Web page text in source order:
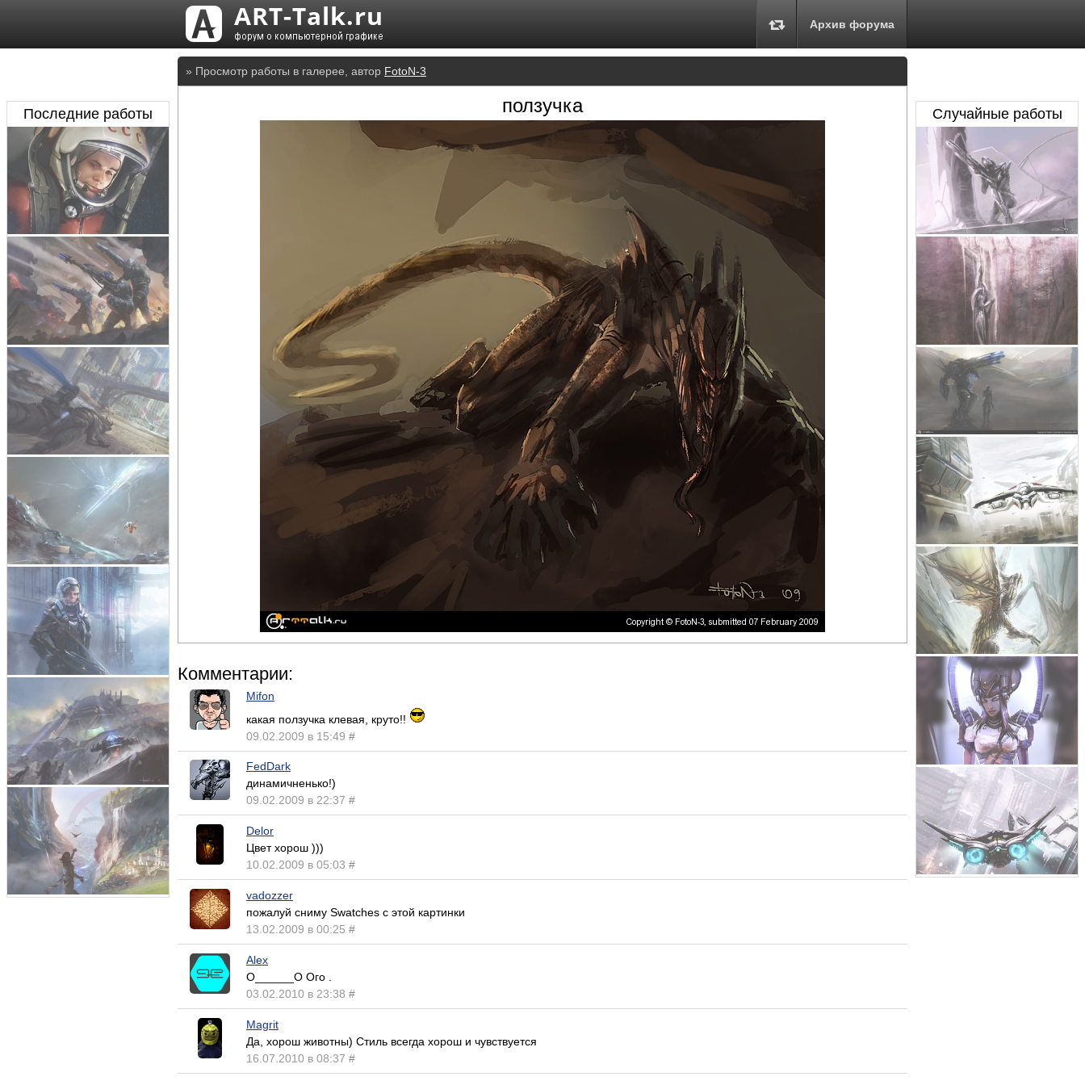
Архив форума
» Просмотр работы в галерее, автор FotoN-3
ползучка
Комментарии:
Mifon
какая ползучка клевая, круто!!
09.02.2009 в 15:49 #
FedDark
динамичненько!)
09.02.2009 в 22:37 #
Delor
Цвет хорош )))
10.02.2009 в 05:03 #
vadozzer
пожалуй сниму Swatches с этой картинки
13.02.2009 в 00:25 #
Alex
О______О Ого .
03.02.2010 в 23:38 #
Magrit
Да, хорош животны) Стиль всегда хорош и чувствуется
16.07.2010 в 08:37 #
Последние работы Случайные работы